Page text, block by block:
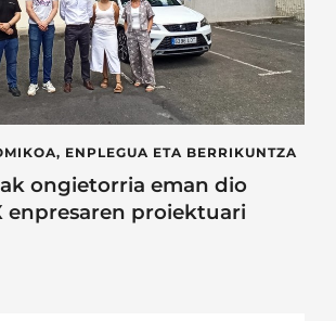
ENPLEGUA ETA BERRIKUNTZA
ongietorria eman dio
enpresaren proiektuari